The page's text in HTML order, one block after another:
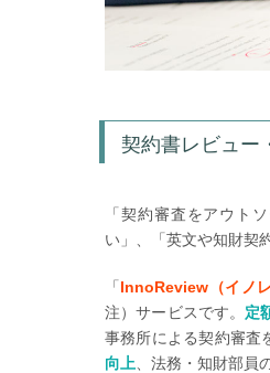
契約書レビュー
「契約審査をアウト
い」、「英文や知財契
「InnoReview（イノレ
注）サービスです。 定
事務所による契約審査
向上 、法務・知財部員